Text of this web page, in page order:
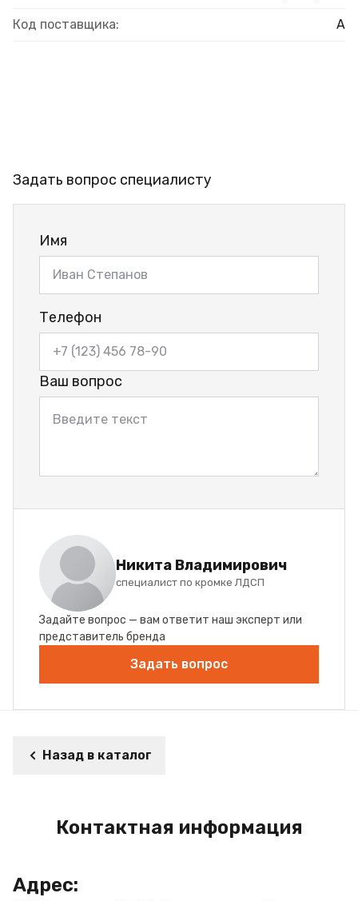
Код поставщика: А
Задать вопрос специалисту
Имя
Телефон
Ваш вопрос
Никита Владимирович
специалист по кромке ЛДСП
Задайте вопрос — вам ответит наш эксперт или
представитель бренда
Задать вопрос
Назад в каталог
Контактная информация
Адрес: